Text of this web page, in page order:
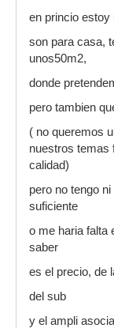
en princio estoy
son para casa,
unos50m2,
donde
pero tambien
( no queremos
nuestros temas
calidad)
pero no tengo
suficiente
o me haria falta
saber
es el precio, de
del sub
y el ampli